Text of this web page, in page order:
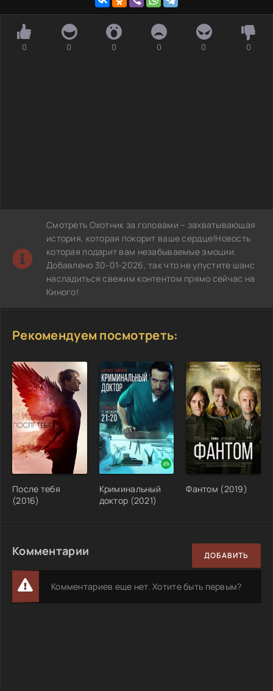
0 0 0 0 0 0
Смотреть Охотник за головами – захватывающая
история, которая покорит ваше сердце!Новость
которая подарит вам незабываемые эмоции.
Добавлено 30-01-2026, так что не упустите шанс
насладиться свежим контентом прямо сейчас на
Киного!
Рекомендуем посмотреть:
После тебя
(2016)
Криминальный
доктор (2021)
Фантом (2019)
Комментарии ДОБАВИТЬ
Комментариев еще нет. Хотите быть первым?